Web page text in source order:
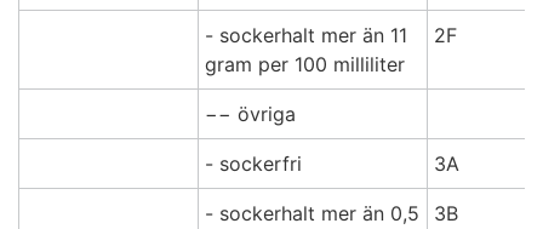
- sockerhalt mer än 11
gram per 100 milliliter
2F
−− övriga
- sockerfri 3A
- sockerhalt mer än 0,5
3B